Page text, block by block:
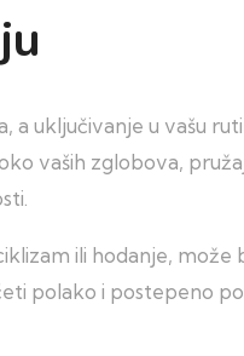
uključivanje u vašu
vaših zglobova,
ili hodanje,
polako i postepeno